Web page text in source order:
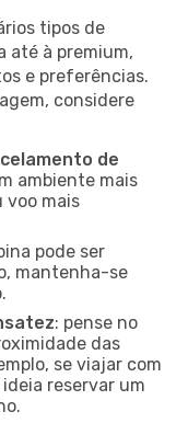
tipos de
até à premium,
e preferências.
considere
de
ambiente mais
voo mais
pode ser
mantenha-se
: pense no
das
se viajar com
reservar um